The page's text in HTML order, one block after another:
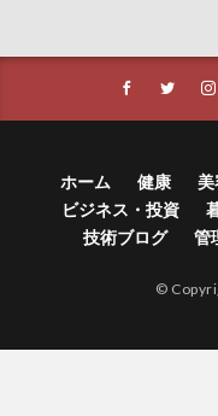
ホーム 健康 美
ビジネス・投資
技術ブログ
管
©